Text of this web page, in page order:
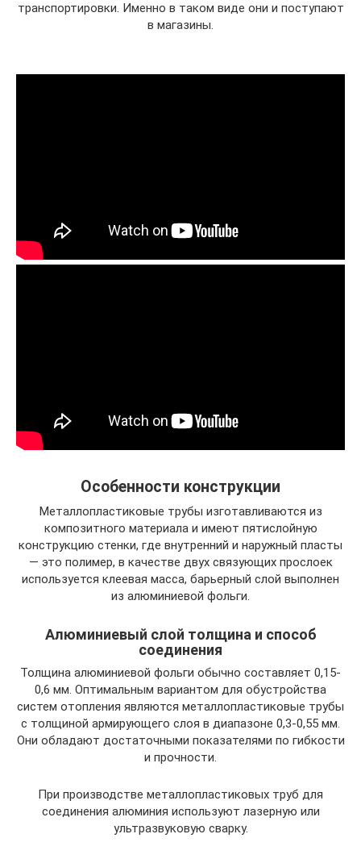
транспортировки. Именно в таком виде они и поступают
в магазины.
Особенности конструкции
Металлопластиковые трубы изготавливаются из
композитного материала и имеют пятислойную
конструкцию стенки, где внутренний и наружный пласты
— это полимер, в качестве двух связующих прослоек
используется клеевая масса, барьерный слой выполнен
из алюминиевой фольги.
Алюминиевый слой толщина и способ
соединения
Толщина алюминиевой фольги обычно составляет 0,15-
0,6 мм. Оптимальным вариантом для обустройства
систем отопления являются металлопластиковые трубы
с толщиной армирующего слоя в диапазоне 0,3-0,55 мм.
Они обладают достаточными показателями по гибкости
и прочности.
При производстве металлопластиковых труб для
соединения алюминия используют лазерную или
ультразвуковую сварку.